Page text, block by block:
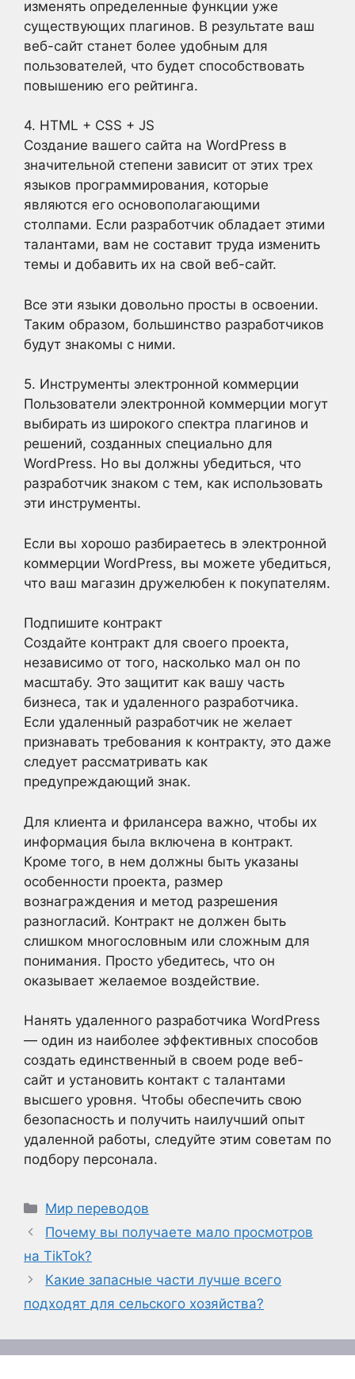
изменять определенные функции уже
существующих плагинов. В результате ваш
веб-сайт станет более удобным для
пользователей, что будет способствовать
повышению его рейтинга.
4. HTML + CSS + JS
Создание вашего сайта на WordPress в
значительной степени зависит от этих трех
языков программирования, которые
являются его основополагающими
столпами. Если разработчик обладает этими
талантами, вам не составит труда изменить
темы и добавить их на свой веб-сайт.
Все эти языки довольно просты в освоении.
Таким образом, большинство разработчиков
будут знакомы с ними.
5. Инструменты электронной коммерции
Пользователи электронной коммерции могут
выбирать из широкого спектра плагинов и
решений, созданных специально для
WordPress. Но вы должны убедиться, что
разработчик знаком с тем, как использовать
эти инструменты.
Если вы хорошо разбираетесь в электронной
коммерции WordPress, вы можете убедиться,
что ваш магазин дружелюбен к покупателям.
Подпишите контракт
Создайте контракт для своего проекта,
независимо от того, насколько мал он по
масштабу. Это защитит как вашу часть
бизнеса, так и удаленного разработчика.
Если удаленный разработчик не желает
признавать требования к контракту, это даже
следует рассматривать как
предупреждающий знак.
Для клиента и фрилансера важно, чтобы их
информация была включена в контракт.
Кроме того, в нем должны быть указаны
особенности проекта, размер
вознаграждения и метод разрешения
разногласий. Контракт не должен быть
слишком многословным или сложным для
понимания. Просто убедитесь, что он
оказывает желаемое воздействие.
Нанять удаленного разработчика WordPress
— один из наиболее эффективных способов
создать единственный в своем роде веб-
сайт и установить контакт с талантами
высшего уровня. Чтобы обеспечить свою
безопасность и получить наилучший опыт
удаленной работы, следуйте этим советам по
подбору персонала.
Рубрики
Мир переводов
Почему вы получаете мало просмотров
на TikTok?
Какие запасные части лучше всего
подходят для сельского хозяйства?